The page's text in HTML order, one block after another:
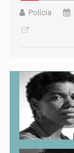
Polícia